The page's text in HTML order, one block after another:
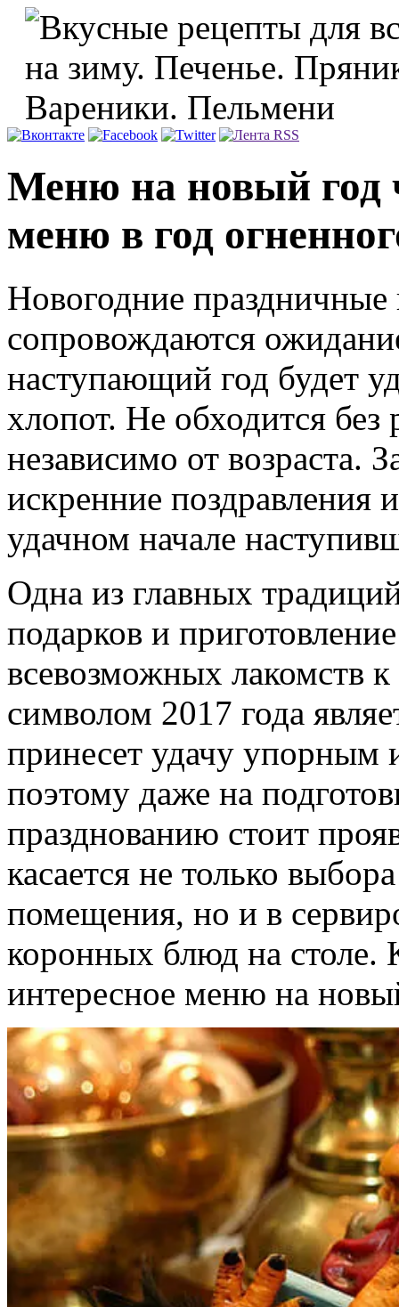
Меню на новый год
меню в год
Новогодние
сопровождаются
наступающий год будет
хлопот. Не обходится
независимо от возраста.
искренние поздравления
удачном начале
Одна из главных
подарков и
всевозможных лакомств
символом 2017 года
принесет удачу
поэтому даже на
празднованию стоит
касается не только
помещения, но и в
коронных блюд на столе.
интересное меню на